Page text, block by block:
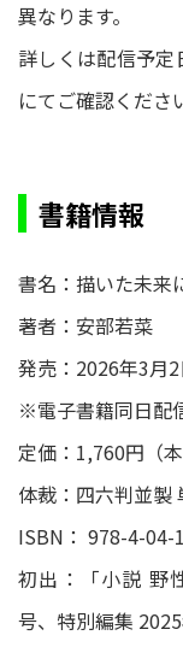
異なります。
詳しくは配信予
にてご確認くださ
書籍情報
書名：描いた未来
著者：安部若菜
発売：2026年3月2
※電子書籍同日配
定価：1,760円（
体裁：四六判並製
ISBN： 978-4-04-
初出：「小説 野
号、特別編集